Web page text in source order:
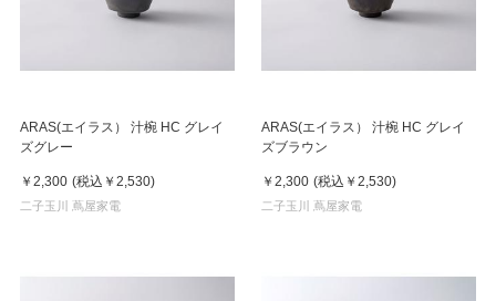
ARAS(エイラス） 汁椀 HC グレイ
ズグレー
￥2,300 (税込 ￥2,530)
二子玉川 蔦屋家電
ARAS(エイラス） 汁椀 HC グレイ
ズブラウン
￥2,300 (税込 ￥2,530)
二子玉川 蔦屋家電